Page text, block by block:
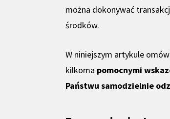
można dokonywać
środków.
W niniejszym artykule
kilkoma pomocnymi
Państwu samodzielnie